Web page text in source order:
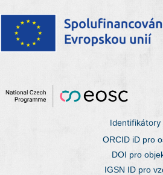
Identifikátory
ORCID iD pro
DOI pro
IGSN ID pro